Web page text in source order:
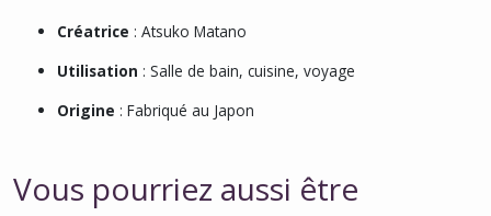
Créatrice : Atsuko Matano
Utilisation : Salle de bain, cuisine, voyage
Origine : Fabriqué au Japon
Vous pourriez aussi être